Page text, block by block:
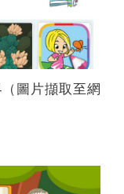
圖片擷取至網